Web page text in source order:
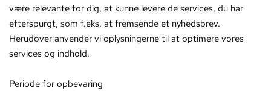
være relevante for dig, at kunne levere de services, du har
efterspurgt, som f.eks. at fremsende et nyhedsbrev.
Herudover anvender vi oplysningerne til at optimere vores
services og indhold.
Periode for opbevaring